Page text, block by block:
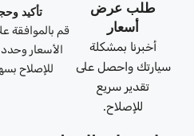
طلب عرض
أسعار
أخبرنا بمشكلة
سيارتك واحصل على
تقدير سريع
للإصلاح.
تأكيد
قم بالموافقة
الأسعار
للإصلاح